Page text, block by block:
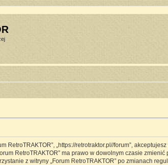
RetroTRAKTOR”, „https://retrotraktor.pl//forum”,
RetroTRAKTOR” ma prawo w dowolnym czasie
z witryny „Forum RetroTRAKTOR” po zmianach